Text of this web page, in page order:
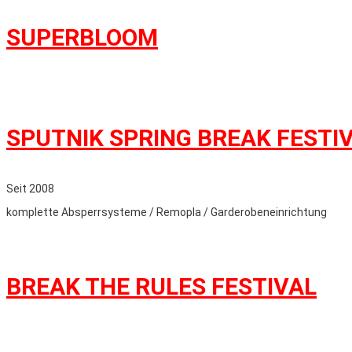
SUPERBLOOM
SPUTNIK SPRING BREAK
Seit 2008
komplette Absperrsysteme / Remopla / Garderobeneinrichtung
BREAK THE RULES FESTIVAL